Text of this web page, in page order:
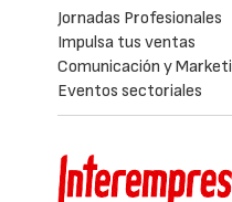
Jornadas Profesionales
Impulsa tus ventas
Comunicación y
Eventos sectoriales